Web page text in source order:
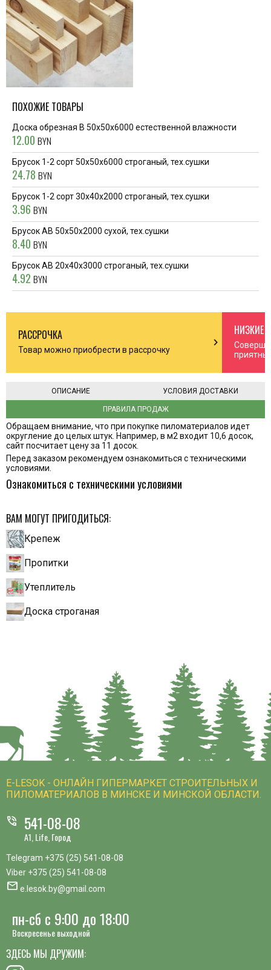
ПОХОЖИЕ ТОВАРЫ
Доска обрезная В 50x50x6000 естественной влажности
12.00 BYN
Брусок 1-2 сорт 50x50x6000 строганый, тех.сушки
24.78 BYN
Брусок 1-2 сорт 30x40x2000 строганый, тех.сушки
3.96 BYN
Брусок AB 50x50x2000 сухой, тех.сушки
8.40 BYN
Брусок АВ 20x40x3000 строганый, тех.сушки
4.92 BYN
РАССРОЧКА
Товар можно приобрести в рассрочку chevron_right
НИЗКИЕ
ПРАВИЛА ПРОДАЖ
ОПИСАНИЕ УСЛОВИЯ ДОСТАВКИ
Обращаем внимание, что при покупке пиломатериалов идет
округление до целых штук. Например, в м2 входит 10,6 досок,
сайт посчитает цену за 11 досок.
Перед заказом рекомендуем ознакомиться с техническими
условиями.
Ознакомиться с техническими условиями
ВАМ МОГУТ ПРИГОДИТЬСЯ:
Крепеж
Пропитки
Утеплитель
Доска строганая
E-LESOK - ОНЛАЙН ГИПЕРМАРКЕТ СТРОИТЕЛЬНЫХ И
ПИЛОМАТЕРИАЛОВ В МИНСКЕ И МИНСКОЙ ОБЛАСТИ.
phone_in_talk 541-08-08
A1, Life, Город
Telegram +375 (25) 541-08-08
Viber +375 (25) 541-08-08
mail e.lesok.by@gmail.com
пн-сб с 9:00 до 18:00
Воскресенье выходной
ЗДЕСЬ МЫ ДРУЖИМ: